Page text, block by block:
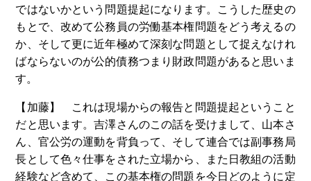
ではないかという問題提起になります。こうした歴史の
もとで、改めて公務員の労働基本権問題をどう考えるの
か、そして更に近年極めて深刻な問題として捉えなけれ
ばならないのが公的債務つまり財政問題があると思いま
す。
【加藤】 これは現場からの報告と問題提起ということ
だと思います。吉澤さんのこの話を受けまして、山本さ
ん、官公労の運動を背負って、そして連合では副事務局
長として色々仕事をされた立場から、また日教組の活動
経験など含めて、この基本権の問題を今日どのように定